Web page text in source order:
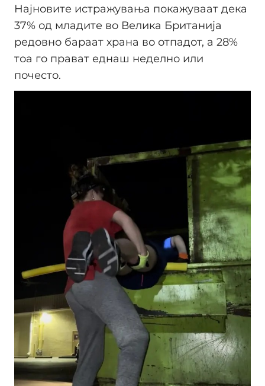
Најновите истражувања покажуваат дека
37% од младите во Велика Британија
редовно бараат храна во отпадот, а 28%
тоа го прават еднаш неделно или
почесто.